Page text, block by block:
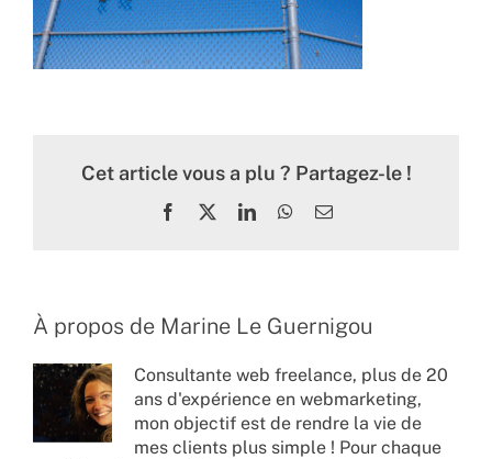
Cet article vous a plu ? Partagez-le !
Facebook LinkedInWhatsApp
Email
À propos de Marine Le Guernigou
Consultante web freelance, plus de 20
ans d'expérience en webmarketing,
mon objectif est de rendre la vie de
mes clients plus simple ! Pour chaque